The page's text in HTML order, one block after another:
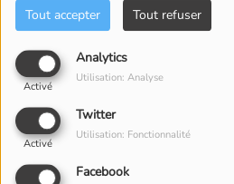
Tout accepter Tout refuser
Analytics
Activé
Utilisation: Analyse
Twitter
Activé
Utilisation: Fonctionnalité
Facebook
Blue Rondo A La
4 Bossa Nova